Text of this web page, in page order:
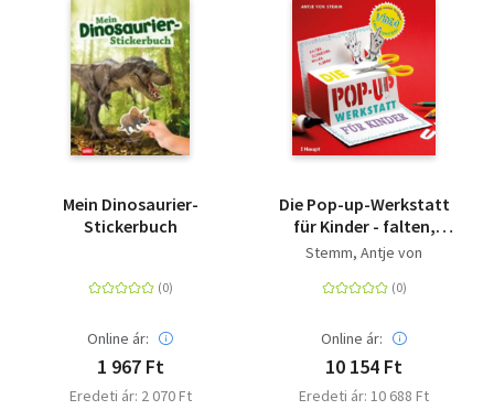
Mein Dinosaurier-
Stickerbuch
Online ár:
1 967 Ft
Eredeti ár: 2 070 Ft
Die Pop-up-Werkstatt
für Kinder - falten,
schneiden, malen,
Stemm, Antje von
Online ár:
10 154 Ft
Eredeti ár: 10 688 Ft